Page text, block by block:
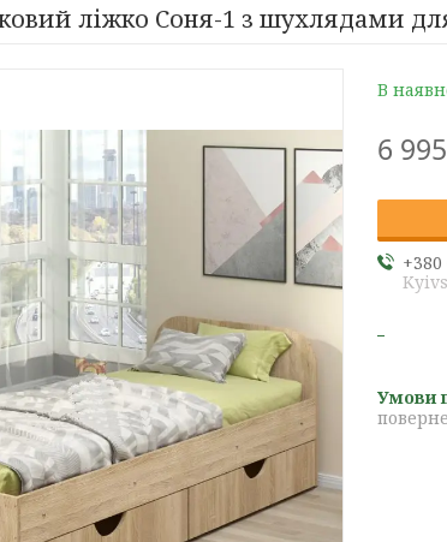
ліжко Соня-1 з шухлядами
В
6